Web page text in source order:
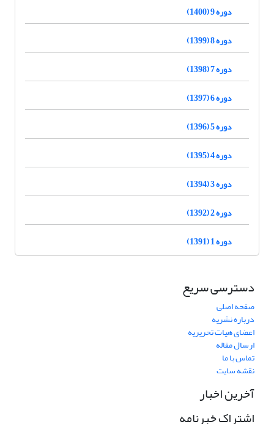
دوره 9 (1400)
دوره 8 (1399)
دوره 7 (1398)
دوره 6 (1397)
دوره 5 (1396)
دوره 4 (1395)
دوره 3 (1394)
دوره 2 (1392)
دوره 1 (1391)
دسترسی سریع
صفحه اصلی
درباره نشریه
اعضای هیات تحریریه
ارسال مقاله
تماس با ما
نقشه سایت
آخرین اخبار
اشتراک خبرنامه